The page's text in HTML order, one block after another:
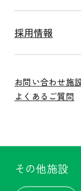
お問い合わせ施
よくあるご質問
採用情報
その他施設